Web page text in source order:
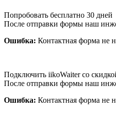
Попробовать бесплатно 30 дней
После отправки формы наш
Ошибка: Контактная форма не
Подключить iikoWaiter со
После отправки формы наш
Ошибка: Контактная форма не